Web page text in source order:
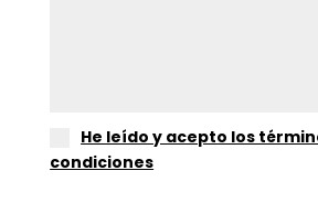
He leído y acepto los
condiciones